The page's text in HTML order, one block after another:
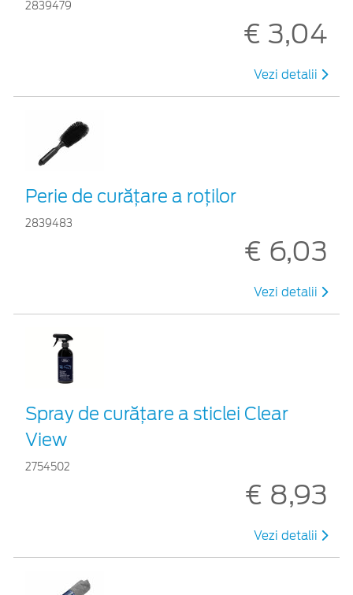
2839479
€ 3,04
Vezi detalii
Perie de curățare a roților
2839483
€ 6,03
Vezi detalii
Spray de curățare a sticlei Clear
View
2754502
€ 8,93
Vezi detalii